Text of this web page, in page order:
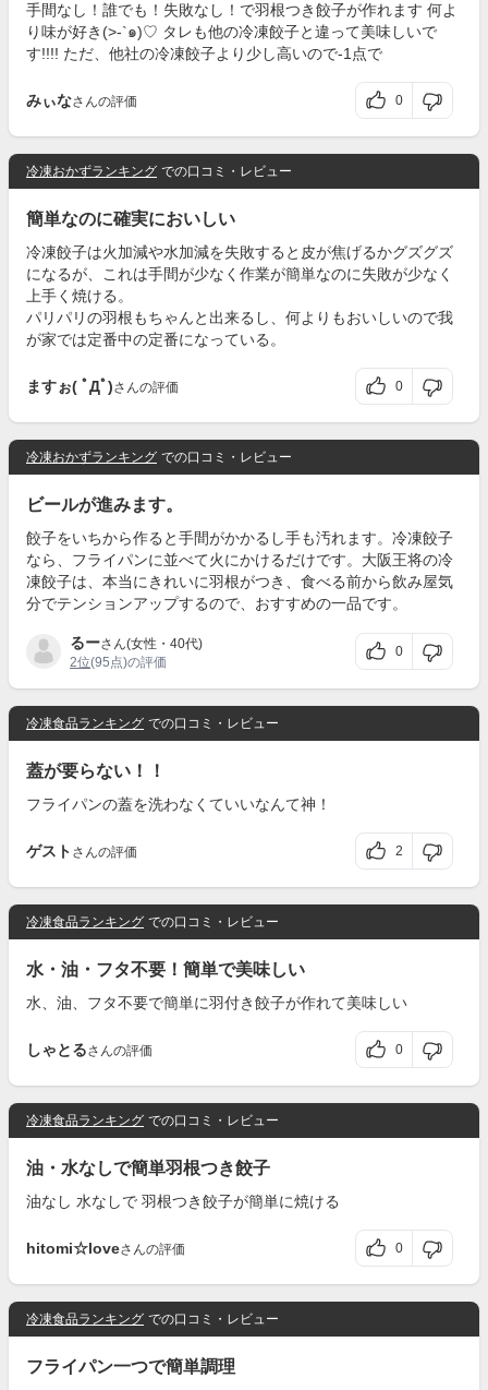
手間なし！誰でも！失敗なし！で羽根つき餃子が作れます 何よ
り味が好き(>-`๑)♡ タレも他の冷凍餃子と違って美味しいで
す!!!! ただ、他社の冷凍餃子より少し高いので-1点で‍
みぃなさんの評価 0
冷凍おかずランキング での口コミ・レビュー
簡単なのに確実においしい
冷凍餃子は火加減や水加減を失敗すると皮が焦げるかグズグズ
になるが、これは手間が少なく作業が簡単なのに失敗が少なく
上手く焼ける。
パリパリの羽根もちゃんと出来るし、何よりもおいしいので我
が家では定番中の定番になっている。
ますぉ( ﾟДﾟ)さんの評価 0
冷凍おかずランキング での口コミ・レビュー
ビールが進みます。
餃子をいちから作ると手間がかかるし手も汚れます。冷凍餃子
なら、フライパンに並べて火にかけるだけです。大阪王将の冷
凍餃子は、本当にきれいに羽根がつき、食べる前から飲み屋気
分でテンションアップするので、おすすめの一品です。
るーさん(女性・40代)
2位(95点)の評価
0
冷凍食品ランキング での口コミ・レビュー
蓋が要らない！！
フライパンの蓋を洗わなくていいなんて神！
ゲスト さんの評価 2
冷凍食品ランキング での口コミ・レビュー
水・油・フタ不要！簡単で美味しい
水、油、フタ不要で簡単に羽付き餃子が作れて美味しい
しゃとるさんの評価 0
冷凍食品ランキング での口コミ・レビュー
油・水なしで簡単羽根つき餃子
油なし 水なしで 羽根つき餃子が簡単に焼ける
hitomi☆loveさんの評価 0
冷凍食品ランキング での口コミ・レビュー
フライパン一つで簡単調理